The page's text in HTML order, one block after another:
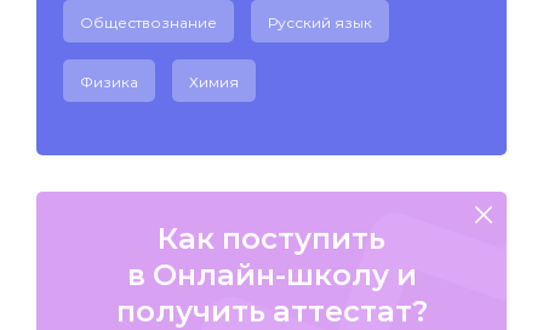
Обществознание Русский язык
Физика Химия
Как поступить
в Онлайн-школу и
получить аттестат?